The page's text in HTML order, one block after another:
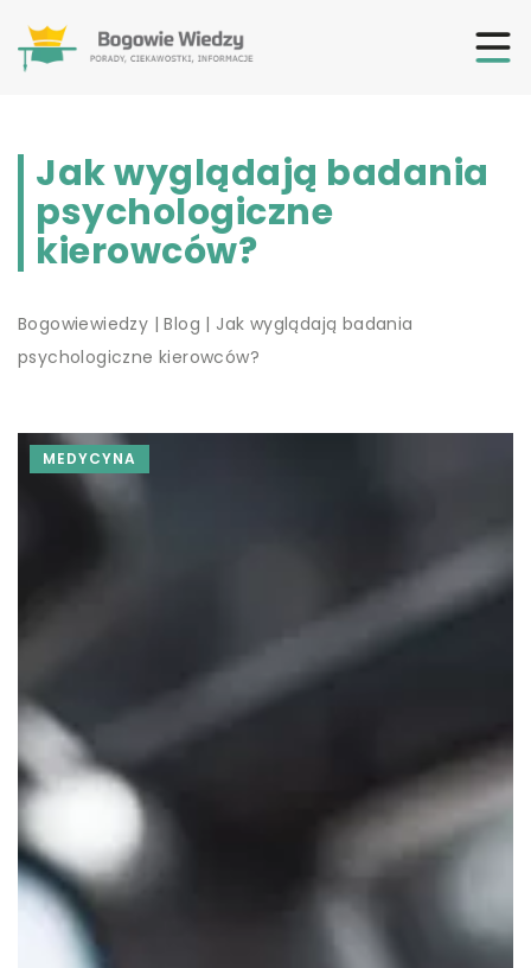
Jak wyglądają badania
psychologiczne
kierowców?
Bogowiewiedzy |Blog | Jak wyglądają badania
psychologiczne kierowców?
MEDYCYNA